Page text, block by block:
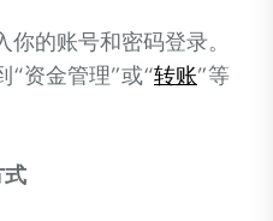
的账号和密码登录。
“资金管理”或“转账”等